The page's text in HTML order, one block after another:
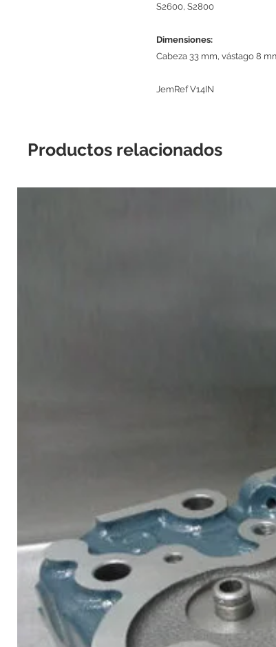
S2600, S2800
Dimensiones:
Cabeza 33 mm, vástago 8
JemRef V14IN
Productos relacionados